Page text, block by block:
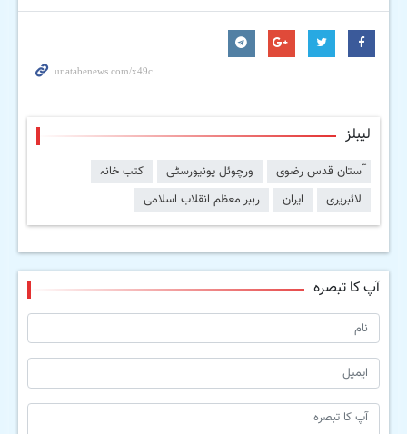
لیبلز
ٓستان قدس رضوی ورچوئل یونیورسٹی
کتب خانہ
لائبریری
ایران رہبر معظم انقلاب اسلامی
آپ کا تبصرہ